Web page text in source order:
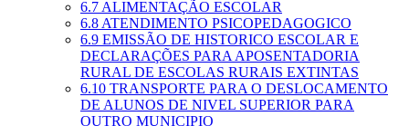
6.7 ALIMENTAÇÃO ESCOLAR
6.8 ATENDIMENTO PSICOPEDAGOGICO
6.9 EMISSÃO DE HISTORICO ESCOLAR E
DECLARAÇÕES PARA APOSENTADORIA
RURAL DE ESCOLAS RURAIS EXTINTAS
6.10 TRANSPORTE PARA O DESLOCAMENTO
DE ALUNOS DE NIVEL SUPERIOR PARA
OUTRO MUNICIPIO